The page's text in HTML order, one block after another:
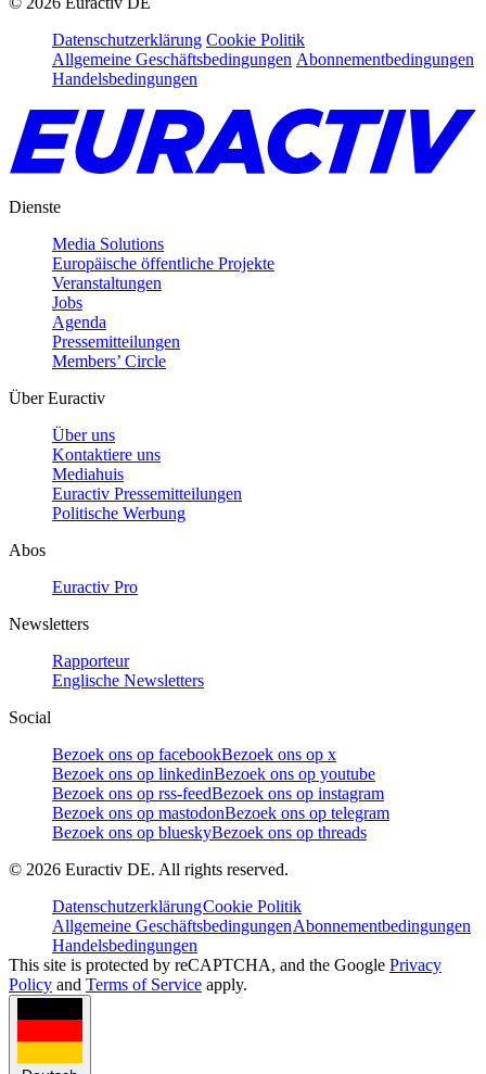
Datenschutzerklärung Cookie Politik
Allgemeine Geschäftsbedingungen Abonnementbedingungen
Handelsbedingungen
Dienste
Media Solutions
Europäische öffentliche Projekte
Veranstaltungen
Jobs
Agenda
Pressemitteilungen
Members’ Circle
Über Euractiv
Über uns
Kontaktiere uns
Mediahuis
Euractiv Pressemitteilungen
Politische Werbung
Abos
Euractiv Pro
Newsletters
Rapporteur
Englische Newsletters
Social
Bezoek ons op facebookBezoek ons op x
Bezoek ons op linkedinBezoek ons op youtube
Bezoek ons op rss-feedBezoek ons op instagram
Bezoek ons op mastodonBezoek ons op telegram
Bezoek ons op blueskyBezoek ons op threads
© 2026 Euractiv DE. All rights reserved.
DatenschutzerklärungCookie Politik
Allgemeine GeschäftsbedingungenAbonnementbedingungen
Handelsbedingungen
This site is protected by reCAPTCHA, and the Google Privacy
Policy and Terms of Service apply.